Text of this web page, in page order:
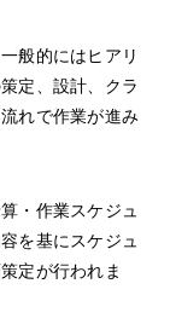
般的にはヒアリ
定、設計、クラ
れで作業が進み
・作業スケジュ
を基にスケジュ
定が行われま